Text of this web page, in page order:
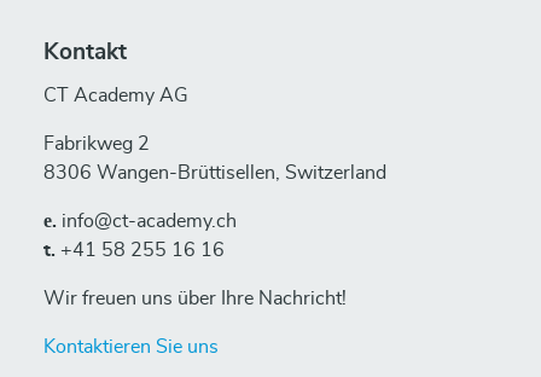
Kontakt
CT Academy AG
Fabrikweg 2
8306 Wangen-Brüttisellen, Switzerland
е. info@ct-academy.ch
t. +41 58 255 16 16
Wir freuen uns über Ihre Nachricht!
Kontaktieren Sie uns